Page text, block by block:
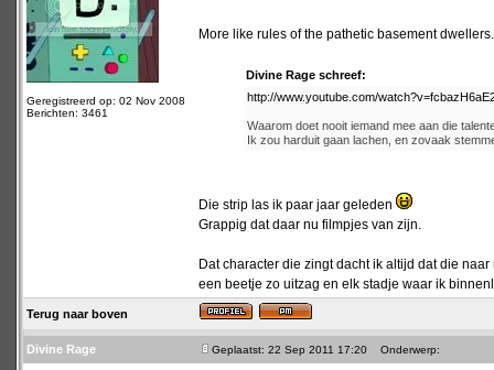
Geregistreerd op: 02 Nov 2008
Berichten: 3461
More like rules of the pathetic basement dwellers.
Divine Rage schreef:
http://www.youtube.com/
Waarom doet nooit iemand mee aan die
Ik zou harduit gaan lachen, en zovaak
Die strip las ik paar jaar geleden
Grappig dat daar nu filmpjes van zijn.
Dat character die zingt dacht ik altijd dat die
een beetje zo uitzag en elk stadje waar ik
Terug naar boven
Divine Rage Geplaatst: 22 Sep 2011 17:20 Onderwerp: